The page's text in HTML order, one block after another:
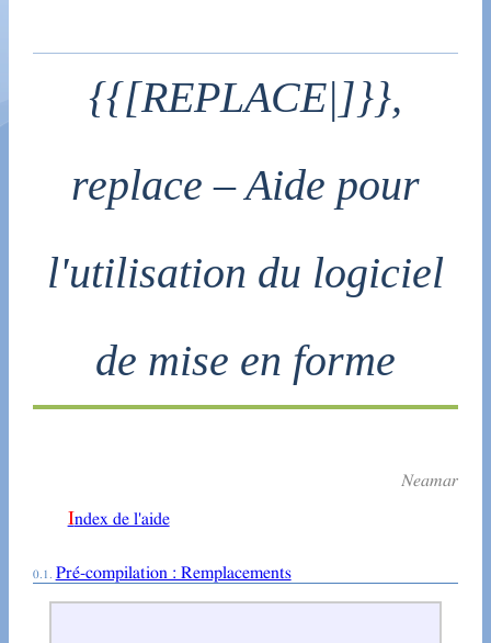
{{[REPLACE|]}},
replace – Aide pour
l'utilisation du logiciel
de mise en forme
Neamar
Index de l'aide
Pré-compilation : Remplacements